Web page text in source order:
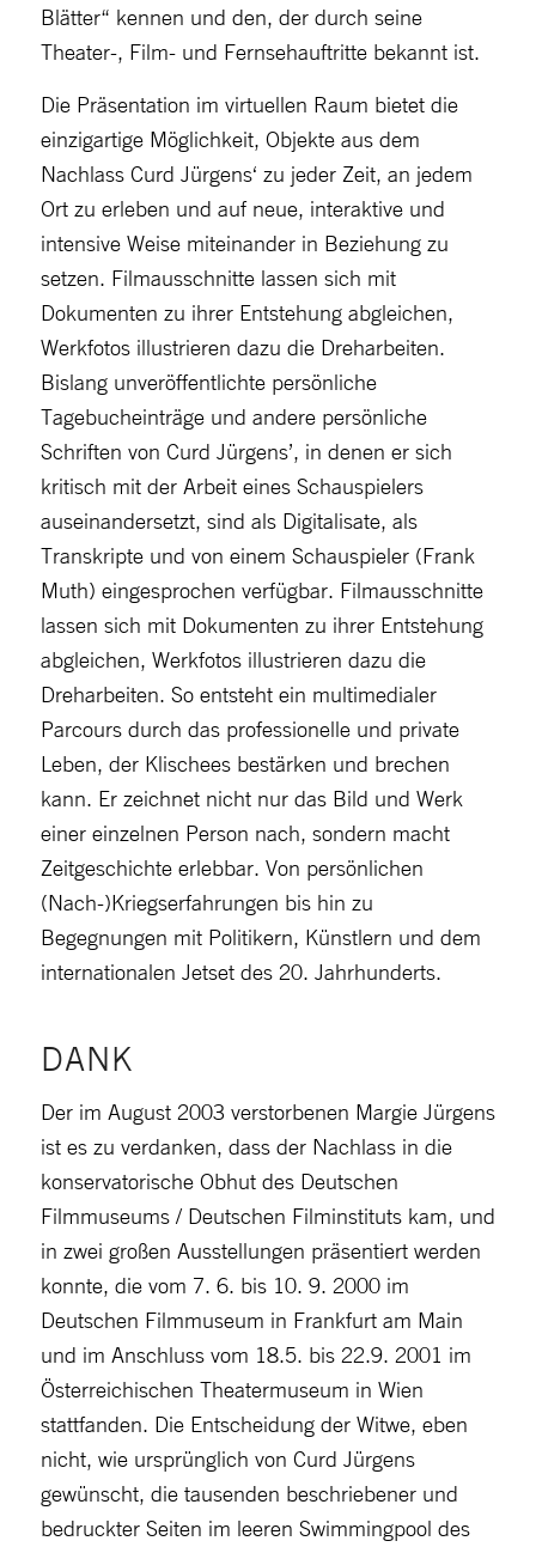
Blätter“ kennen und den, der durch seine
Theater-, Film- und Fernsehauftritte bekannt ist.
Die Präsentation im virtuellen Raum bietet die
einzigartige Möglichkeit, Objekte aus dem
Nachlass Curd Jürgens‘ zu jeder Zeit, an jedem
Ort zu erleben und auf neue, interaktive und
intensive Weise miteinander in Beziehung zu
setzen. Filmausschnitte lassen sich mit
Dokumenten zu ihrer Entstehung abgleichen,
Werkfotos illustrieren dazu die Dreharbeiten.
Bislang unveröffentlichte persönliche
Tagebucheinträge und andere persönliche
Schriften von Curd Jürgens’, in denen er sich
kritisch mit der Arbeit eines Schauspielers
auseinandersetzt, sind als Digitalisate, als
Transkripte und von einem Schauspieler (Frank
Muth) eingesprochen verfügbar. Filmausschnitte
lassen sich mit Dokumenten zu ihrer Entstehung
abgleichen, Werkfotos illustrieren dazu die
Dreharbeiten. So entsteht ein multimedialer
Parcours durch das professionelle und private
Leben, der Klischees bestärken und brechen
kann. Er zeichnet nicht nur das Bild und Werk
einer einzelnen Person nach, sondern macht
Zeitgeschichte erlebbar. Von persönlichen
(Nach-)Kriegserfahrungen bis hin zu
Begegnungen mit Politikern, Künstlern und dem
internationalen Jetset des 20. Jahrhunderts.
DANK
Der im August 2003 verstorbenen Margie Jürgens
ist es zu verdanken, dass der Nachlass in die
konservatorische Obhut des Deutschen
Filmmuseums / Deutschen Filminstituts kam, und
in zwei großen Ausstellungen präsentiert werden
konnte, die vom 7. 6. bis 10. 9. 2000 im
Deutschen Filmmuseum in Frankfurt am Main
und im Anschluss vom 18.5. bis 22.9. 2001 im
Österreichischen Theatermuseum in Wien
stattfanden. Die Entscheidung der Witwe, eben
nicht, wie ursprünglich von Curd Jürgens
gewünscht, die tausenden beschriebener und
bedruckter Seiten im leeren Swimmingpool des